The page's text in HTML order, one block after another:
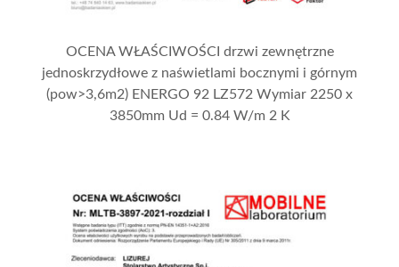
OCENA WŁAŚCIWOŚCI drzwi zewnętrzne
jednoskrzydłowe z naświetlami bocznymi i górnym
(pow>3,6m2) ENERGO 92 LZ572 Wymiar 2250 x
3850mm Ud = 0.84 W/m 2 K